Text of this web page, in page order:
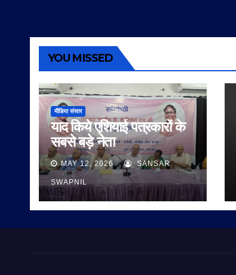
YOU MISSED
मीडिया संसार
याद किये एशियाई पत्रकारों के
सबसे बड़े नेता
MAY 12, 2026 SANSAR
SWAPNIL